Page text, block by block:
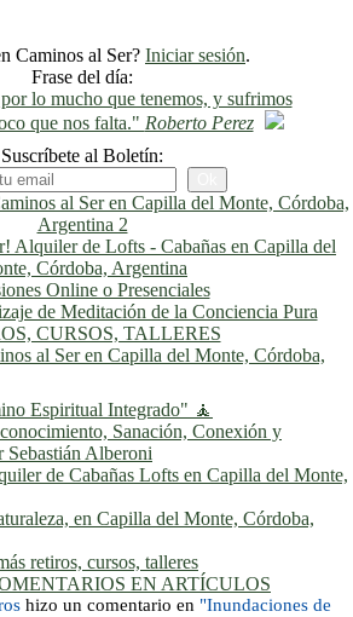
Caminos al Ser? Iniciar sesión.
Frase del día:
lo mucho que tenemos, y sufrimos
que nos falta." Roberto Perez
Suscríbete al Boletín:
CURSOS, TALLERES
al Ser en Capilla del Monte, Córdoba,
Espiritual Integrado" 🧘
Sanación, Conexión y
Alberoni
de Cabañas Lofts en Capilla del Monte,
en Capilla del Monte, Córdoba,
retiros, cursos, talleres
EN ARTÍCULOS
hizo un comentario en "Inundaciones de